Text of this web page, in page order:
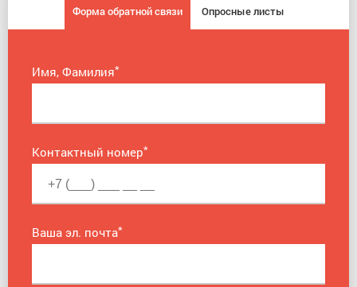
Форма обратной связи Опросные листы
Имя, Фамилия*
Контактный номер*
Ваша эл. почта*